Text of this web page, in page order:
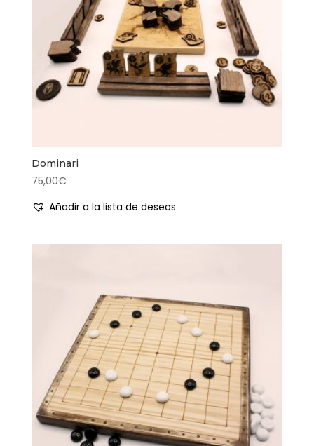
Dominari
75,00€
Añadir a la lista de deseos